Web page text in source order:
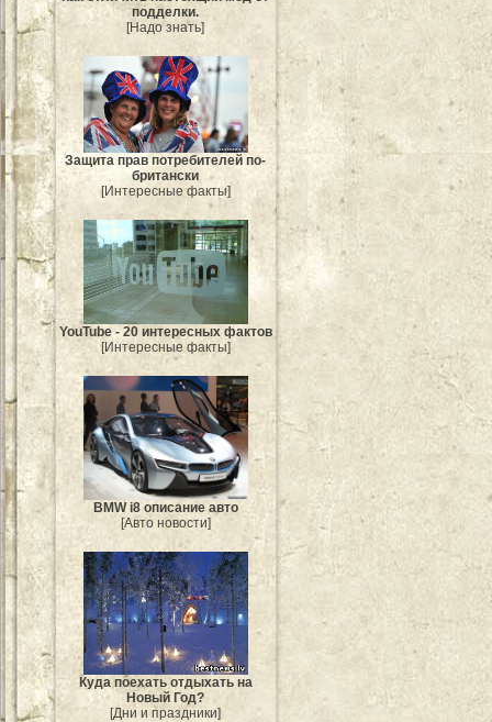
подделки.
[Надо знать]
Защита прав потребителей по-
британски
[Интересные факты]
YouTube - 20 интересных фактов
[Интересные факты]
BMW i8 описание авто
[Авто новости]
Куда поехать отдыхать на
Новый Год?
[Дни и праздники]